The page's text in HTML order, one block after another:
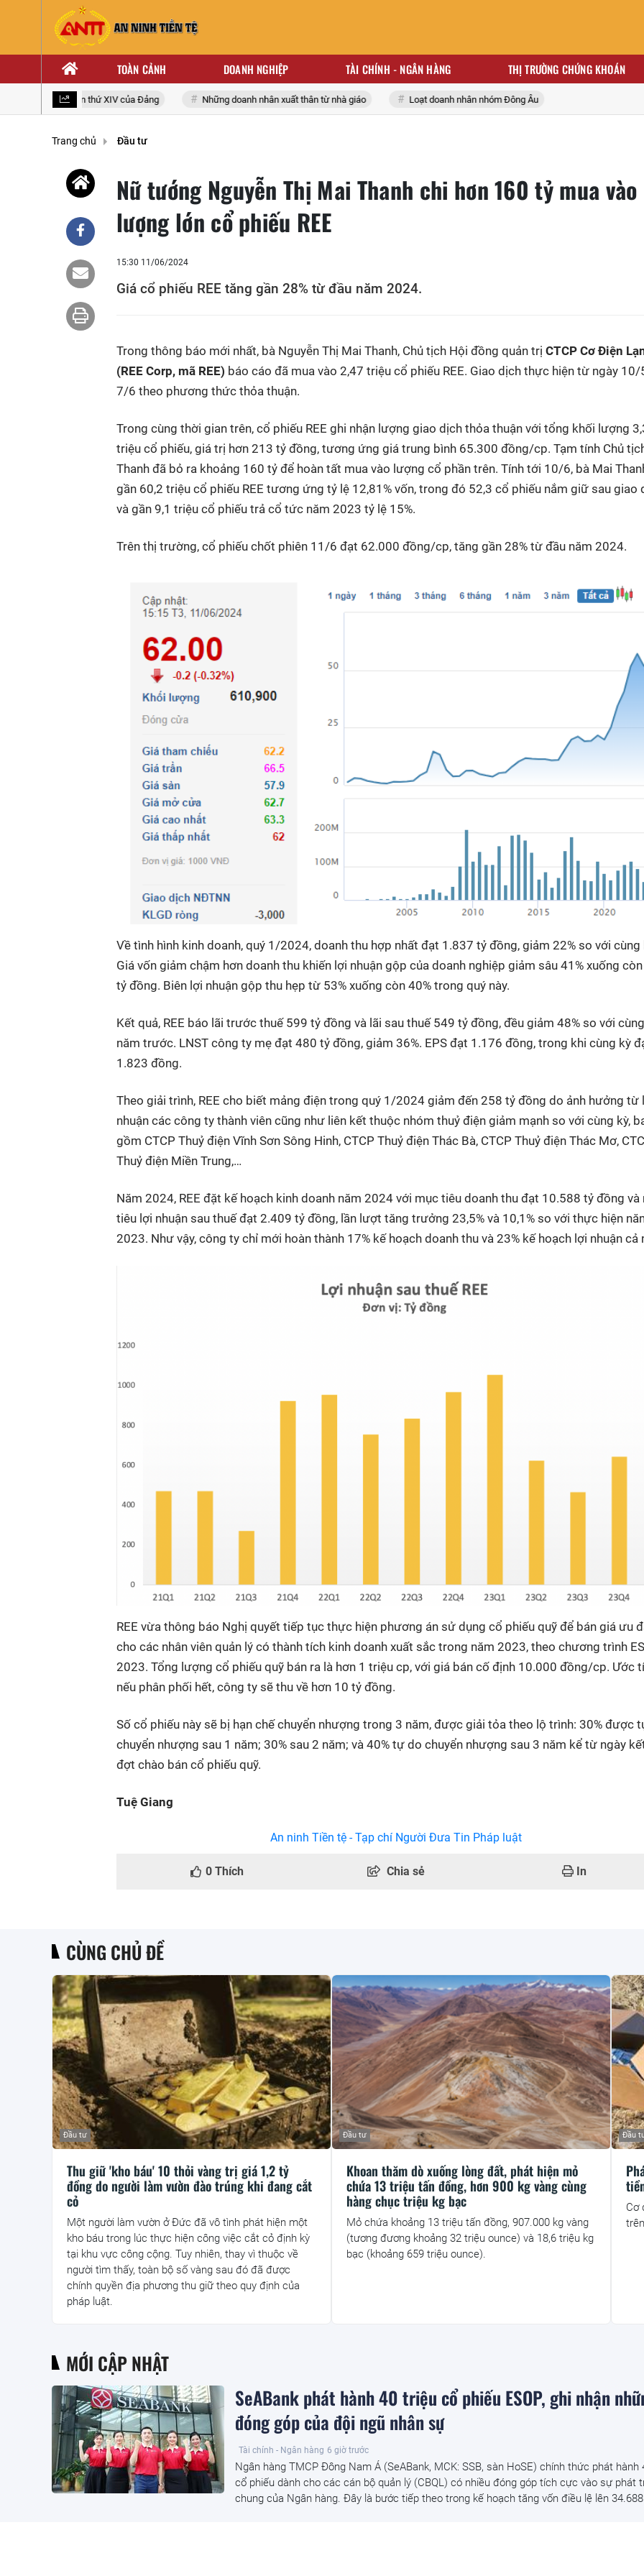
TOÀN CẢNH DOANH NGHIỆP TÀI CHÍNH - NGÂN HÀNG THỊ TRƯỜNG CHỨNG KHOÁN
toàn quốc lần thứ XIV của Đảng Những doanh nhân xuất thân từ nhà giáo Loạt doanh nhân nhóm Đông Âu
Trang chủ Đầu tư
Nữ tướng Nguyễn Thị Mai Thanh chi hơn 160 tỷ mua vào
lượng lớn cổ phiếu REE
15:30 11/06/2024
Giá cổ phiếu REE tăng gần 28% từ đầu năm 2024.
Trong thông báo mới nhất, bà Nguyễn Thị Mai Thanh, Chủ tịch Hội đồng quản trị CTCP Cơ Điện
(REE Corp, mã REE) báo cáo đã mua vào 2,47 triệu cổ phiếu REE. Giao dịch thực hiện từ ngày 10/
7/6 theo phương thức thỏa thuận.
Trong cùng thời gian trên, cổ phiếu REE ghi nhận lượng giao dịch thỏa thuận với tổng khối lượng
triệu cổ phiếu, giá trị hơn 213 tỷ đồng, tương ứng giá trung bình 65.300 đồng/cp. Tạm tính Chủ
Thanh đã bỏ ra khoảng 160 tỷ để hoàn tất mua vào lượng cổ phần trên. Tính tới 10/6, bà Mai
gần 60,2 triệu cổ phiếu REE tương ứng tỷ lệ 12,81% vốn, trong đó 52,3 cổ phiếu nắm giữ sau giao
và gần 9,1 triệu cổ phiếu trả cổ tức năm 2023 tỷ lệ 15%.
Trên thị trường, cổ phiếu chốt phiên 11/6 đạt 62.000 đồng/cp, tăng gần 28% từ đầu năm 2024.
Về tình hình kinh doanh, quý 1/2024, doanh thu hợp nhất đạt 1.837 tỷ đồng, giảm 22% so với cùng
Giá vốn giảm chậm hơn doanh thu khiến lợi nhuận gộp của doanh nghiệp giảm sâu 41% xuống còn
tỷ đồng. Biên lợi nhuận gộp thu hẹp từ 53% xuống còn 40% trong quý này.
Kết quả, REE báo lãi trước thuế 599 tỷ đồng và lãi sau thuế 549 tỷ đồng, đều giảm 48% so với
năm trước. LNST công ty mẹ đạt 480 tỷ đồng, giảm 36%. EPS đạt 1.176 đồng, trong khi cùng kỳ
1.823 đồng.
Theo giải trình, REE cho biết mảng điện trong quý 1/2024 giảm đến 258 tỷ đồng do ảnh hưởng từ
nhuận các công ty thành viên cũng như liên kết thuộc nhóm thuỷ điện giảm mạnh so với cùng kỳ,
gồm CTCP Thuỷ điện Vĩnh Sơn Sông Hinh, CTCP Thuỷ điện Thác Bà, CTCP Thuỷ điện Thác Mơ,
Thuỷ điện Miền Trung,…
Năm 2024, REE đặt kế hoạch kinh doanh năm 2024 với mục tiêu doanh thu đạt 10.588 tỷ đồng và
tiêu lợi nhuận sau thuế đạt 2.409 tỷ đồng, lần lượt tăng trưởng 23,5% và 10,1% so với thực hiện
2023. Như vậy, công ty chỉ mới hoàn thành 17% kế hoạch doanh thu và 23% kế hoạch lợi nhuận cả
REE vừa thông báo Nghị quyết tiếp tục thực hiện phương án sử dụng cổ phiếu quỹ để bán giá ưu
cho các nhân viên quản lý có thành tích kinh doanh xuất sắc trong năm 2023, theo chương trình
2023. Tổng lượng cổ phiếu quỹ bán ra là hơn 1 triệu cp, với giá bán cố định 10.000 đồng/cp. Ước
nếu phân phối hết, công ty sẽ thu về hơn 10 tỷ đồng.
Số cổ phiếu này sẽ bị hạn chế chuyển nhượng trong 3 năm, được giải tỏa theo lộ trình: 30% được
chuyển nhượng sau 1 năm; 30% sau 2 năm; và 40% tự do chuyển nhượng sau 3 năm kể từ ngày
đợt chào bán cổ phiếu quỹ.
Tuệ Giang
An ninh Tiền tệ - Tạp chí Người Đưa Tin Pháp luật
0 Thích Chia sẻ In
CÙNG CHỦ ĐỀ
Thu giữ 'kho báu' 10 thỏi vàng trị giá 1,2 tỷ
đồng do người làm vườn đào trúng khi đang cắt
cỏ
Đầu tư
Một người làm vườn ở Đức đã vô tình phát hiện một
kho báu trong lúc thực hiện công việc cắt cỏ định kỳ
tại khu vực công cộng. Tuy nhiên, thay vì thuộc về
người tìm thấy, toàn bộ số vàng sau đó đã được
chính quyền địa phương thu giữ theo quy định của
pháp luật.
Khoan thăm dò xuống lòng đất, phát hiện mỏ
chứa 13 triệu tấn đồng, hơn 900 kg vàng cùng
hàng chục triệu kg bạc
Đầu tư
Mỏ chứa khoảng 13 triệu tấn đồng, 907.000 kg vàng
(tương đương khoảng 32 triệu ounce) và 18,6 triệu kg
bạc (khoảng 659 triệu ounce).
Đầu
Cơ
MỚI CẬP NHẬT
SeABank phát hành 40 triệu cổ phiếu ESOP, ghi nhận
đóng góp của đội ngũ nhân sự
Tài chính - Ngân hàng 6 giờ trước
Ngân hàng TMCP Đông Nam Á (SeABank, MCK: SSB, sàn HoSE) chính thức phát hành
cổ phiếu dành cho các cán bộ quản lý (CBQL) có nhiều đóng góp tích cực vào sự phát
chung của Ngân hàng. Đây là bước tiếp theo trong kế hoạch tăng vốn điều lệ lên